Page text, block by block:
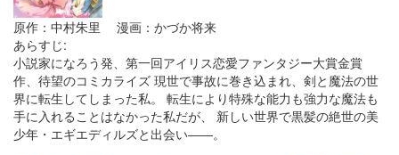
原作：中村朱里 漫画：かづか将来
あらすじ:
小説家になろう発、第一回アイリス恋愛ファンタジー大賞金賞
作、待望のコミカライズ 現世で事故に巻き込まれ、剣と魔法の世
界に転生してしまった私。 転生により特殊な能力も強力な魔法も
手に入れることはなかった私だが、 新しい世界で黒髪の絶世の美
少年・エギエディルズと出会い――。